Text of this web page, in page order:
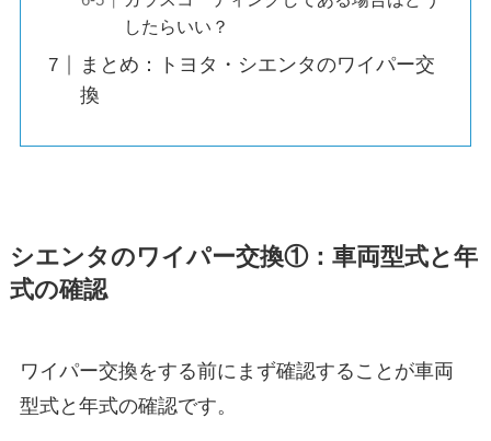
したらいい？
まとめ：トヨタ・シエンタのワイパー交
換
シエンタ のワイパー交換①：車両型式と年
式の確認
ワイパー交換をする前にまず確認することが車両
型式と年式の確認です。